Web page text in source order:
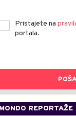
Pristajete na
portala.
MONDO REPORTAŽE